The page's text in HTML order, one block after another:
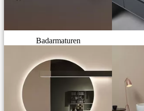
Badarmaturen